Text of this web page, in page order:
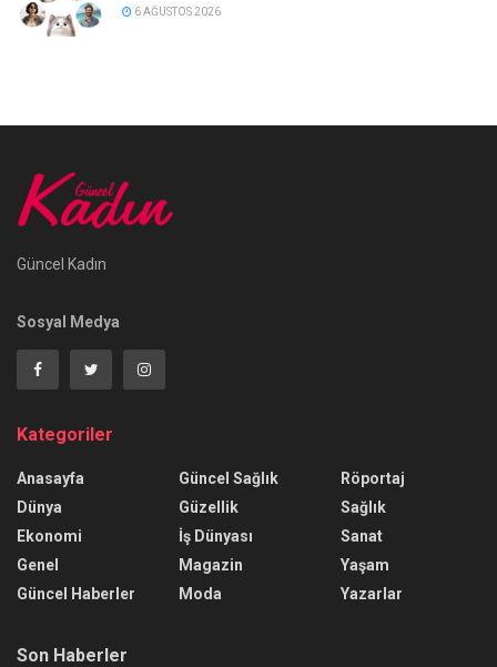
6 AĞUSTOS 2026
Güncel Kadın
Sosyal Medya
Kategoriler
Anasayfa
Dünya
Ekonomi
Genel
Güncel Haberler
Güncel Sağlık
Güzellik
İş Dünyası
Magazin
Moda
Röportaj
Sağlık
Sanat
Yaşam
Yazarlar
Son Haberler